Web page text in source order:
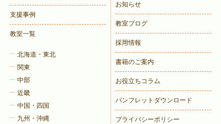
支援事例
教室一覧
北海道・東北
関東
中部
近畿
中国・四国
九州・沖縄
お知らせ
教室ブログ
採用情報
書籍のご案内
お役立ちコラム
パンフレットダウンロード
プライバシーポリシー